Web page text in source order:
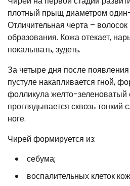
плотный прыщ диаметром
Отличительная черта –
образования. Кожа отекает,
покалывать, зудеть.
За четыре дня после
пустуле накапливается гной,
фолликула желто-зеленоватый
проглядывается сквозь тонкий
ноге.
Чирей формируется из:
себума;
воспалительных клеток